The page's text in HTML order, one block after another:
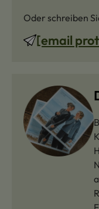
Oder schreiben
[email